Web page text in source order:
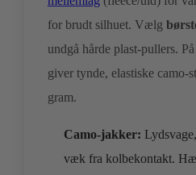
for brudt silhuet. Vælg
undgå hårde plast‑pullers.
giver tynde, elastiske
gram.
Camo‑jakker:
væk fra kolbekontakt.